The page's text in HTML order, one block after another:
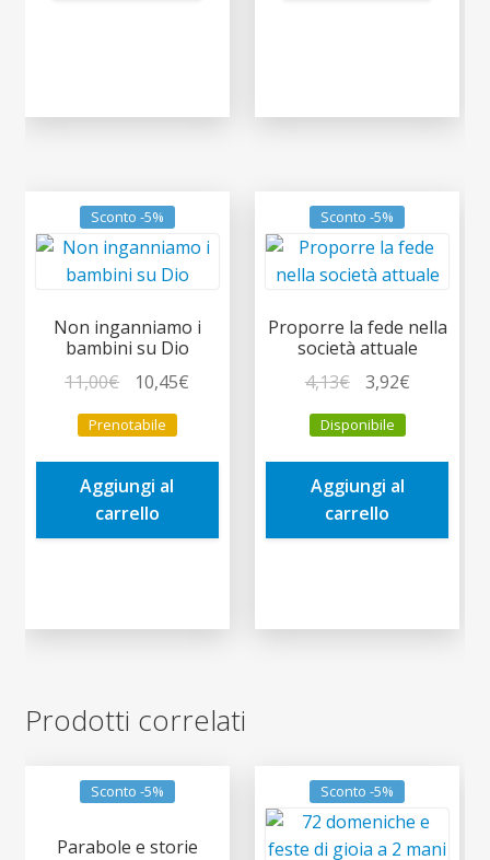
Sconto -5%
Non inganniamo i
bambini su Dio
11,00€
prezzo
originale
era:
11,00€.
10,45€
è:
Prenotabile
Aggiungi al
carrello
Sconto -5%
Proporre la fede nella
società attuale
4,13€
prezzo
originale
era:
4,13€.
3,92€Il
è:
Disponibile
Aggiungi al
carrello
Prodotti correlati
Sconto -5%
Parabole e storie
Sconto -5%